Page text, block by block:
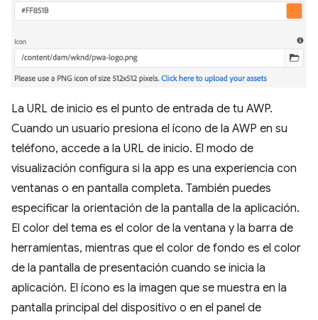
La URL de inicio es el punto de entrada de tu AWP.
Cuando un usuario presiona el ícono de la AWP en su
teléfono, accede a la URL de inicio. El modo de
visualización configura si la app es una experiencia con
ventanas o en pantalla completa. También puedes
especificar la orientación de la pantalla de la aplicación.
El color del tema es el color de la ventana y la barra de
herramientas, mientras que el color de fondo es el color
de la pantalla de presentación cuando se inicia la
aplicación. El ícono es la imagen que se muestra en la
pantalla principal del dispositivo o en el panel de